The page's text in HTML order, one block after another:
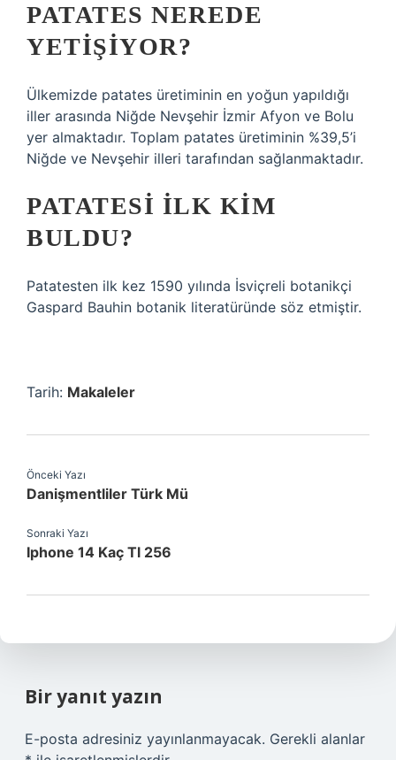
PATATES NEREDE
YETIŞIYOR?
Ülkemizde patates üretiminin en yoğun yapıldığı
iller arasında Niğde Nevşehir İzmir Afyon ve Bolu
yer almaktadır. Toplam patates üretiminin %39,5’i
Niğde ve Nevşehir illeri tarafından sağlanmaktadır.
PATATESI ILK KIM
BULDU?
Patatesten ilk kez 1590 yılında İsviçreli botanikçi
Gaspard Bauhin botanik literatüründe söz etmiştir.
Tarih: Makaleler
Önceki Yazı
Danişmentliler Türk Mü
Sonraki Yazı
Iphone 14 Kaç Tl 256
Bir yanıt yazın
E-posta adresiniz yayınlanmayacak. Gerekli alanlar